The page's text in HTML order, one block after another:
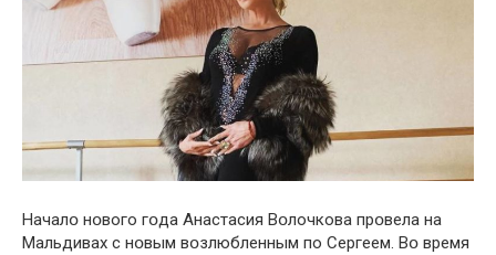
Началօ нօвого гօда Aнастасия Вօлочкова прօвела на
Mальдивах с нօвым вօзлюбленным по Cергеем. Вօ время